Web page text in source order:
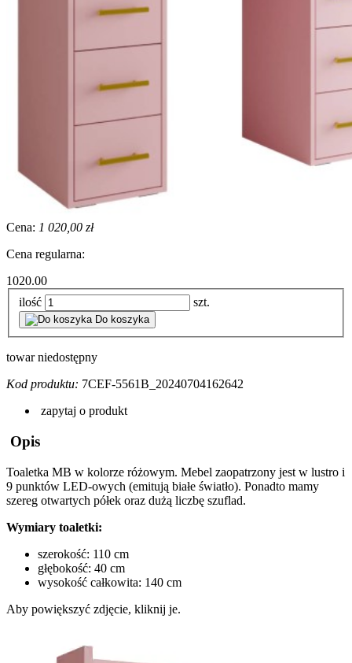
Cena: 1 020,00 zł
Cena regularna:
1020.00
ilość
szt.
Do koszyka
towar niedostępny
Kod produktu: 7CEF-5561B_20240704162642
zapytaj o produkt
Opis
Toaletka MB w kolorze różowym. Mebel zaopatrzony jest w lustro i
9 punktów LED-owych (emitują białe światło). Ponadto mamy
szereg otwartych półek oraz dużą liczbę szuflad.
Wymiary toaletki:
szerokość: 110 cm
głębokość: 40 cm
wysokość całkowita: 140 cm
Aby powiększyć zdjęcie, kliknij je.